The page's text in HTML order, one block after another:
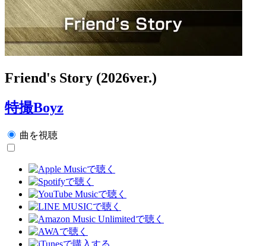
Friend's Story (2026ver.)
特撮Boyz
曲を視聴